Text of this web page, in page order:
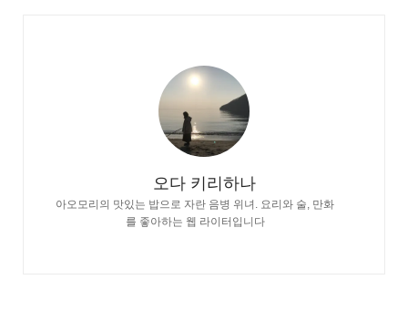
오다 키리하나
아오모리의 맛있는 밥으로 자란 음병 위녀. 요리와 술, 만화
를 좋아하는 웹 라이터입니다